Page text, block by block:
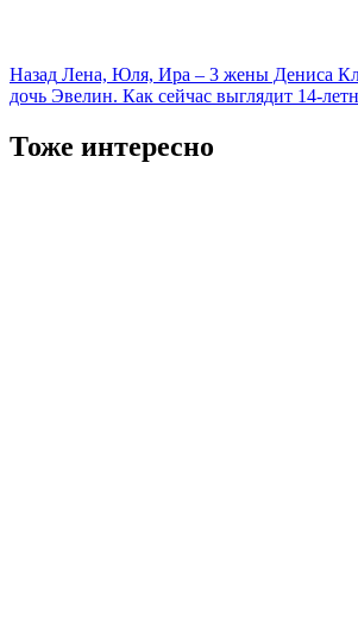
Навигация
записи
Назад Лена, Юля, Ира – 3 жены Дениса
дочь Эвелин. Как сейчас выглядит 14-
Тоже интересно